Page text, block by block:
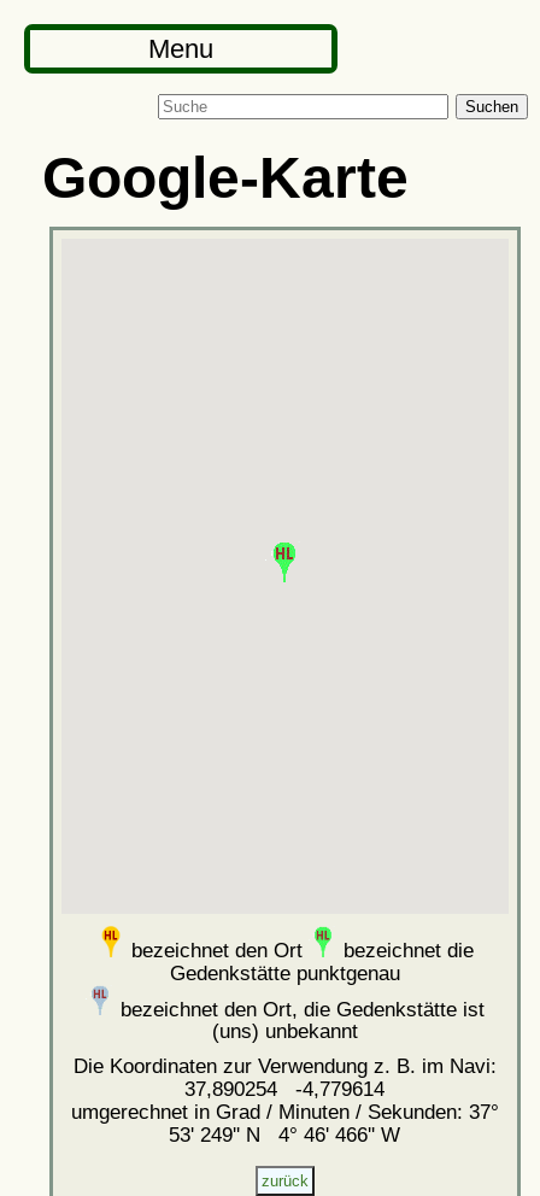
Menu
Suchen
Google-Karte
bezeichnet den Ort
bezeichnet die
Gedenkstätte punktgenau
bezeichnet den Ort, die Gedenkstätte ist
(uns) unbekannt
Die Koordinaten zur Verwendung z. B. im Navi:
37,890254 -4,779614
umgerechnet in Grad / Minuten / Sekunden: 37°
53' 249'' N 4° 46' 466'' W